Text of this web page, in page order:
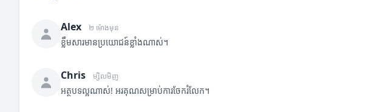
Alex ២ ម៉ោងមុន
ខ្លឹមសារមានប្រយោជន៍ខ្លាំងណាស់។
Chris ម្សិលមិញ
អត្ថបទល្អណាស់! អរគុណសម្រាប់ការចែករំលែក។